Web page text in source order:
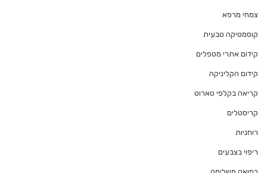
צמחי מרפא
קוסמטיקה טבעית
קידום אתרי מטפלים
קידום הקליניקה
קריאה בקלפי טארוט
קריסטלים
רוחניות
ריפוי בצבעים